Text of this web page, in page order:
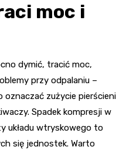
moc i
dymić, tracić moc,
przy odpalaniu –
zużycie pierścieni
Spadek kompresji w
układu wtryskowego to
się jednostek. Warto